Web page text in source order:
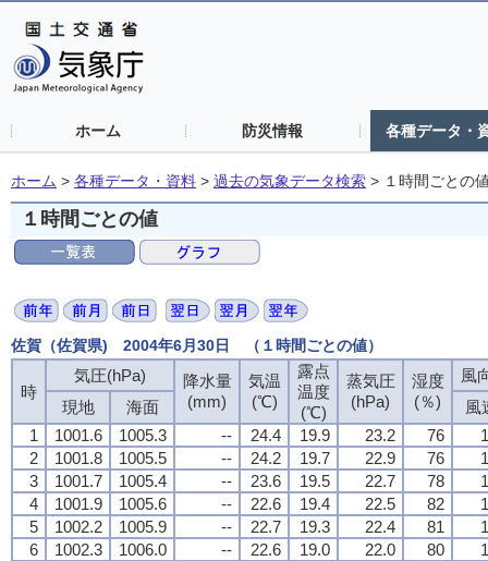
ホーム 防災情報 各種データ・
ホーム > 各種データ・資料 > 過去の気象データ検索 > １時間ごとの
１時間ごとの値
佐賀（佐賀県) 2004年6月30日 （１時間ごとの値）
時
気圧(hPa)
降水量
(mm)
気温
(℃)
露点
温度
(℃)
蒸気圧
(hPa)
湿度
(％)
風
現地
海面
風
1
1001.6 1005.3 -- 24.4 19.9 23.2 76
2
1001.8 1005.5 -- 24.2 19.7 22.9 76
3
1001.7 1005.4 -- 23.6 19.5 22.7 78
4
1001.9 1005.6 -- 22.6 19.4 22.5 82
5
1002.2 1005.9 -- 22.7 19.3 22.4 81
6
1002.3 1006.0 -- 22.6 19.0 22.0 80